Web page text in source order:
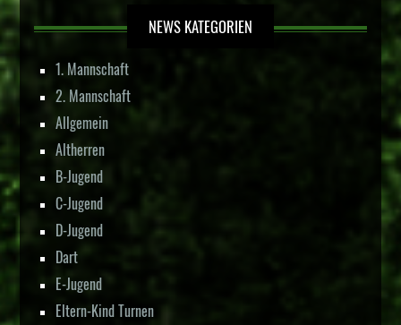
NEWS KATEGORIEN
1. Mannschaft
2. Mannschaft
Allgemein
Altherren
B-Jugend
C-Jugend
D-Jugend
Dart
E-Jugend
Eltern-Kind Turnen